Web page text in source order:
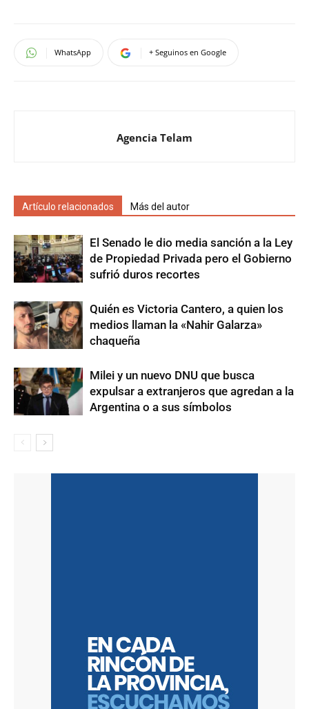
WhatsApp + Seguinos en Google
Agencia Telam
Artículo relacionados Más del autor
El Senado le dio media sanción a la Ley
de Propiedad Privada pero el Gobierno
sufrió duros recortes
Quién es Victoria Cantero, a quien los
medios llaman la «Nahir Galarza»
chaqueña
Milei y un nuevo DNU que busca
expulsar a extranjeros que agredan a la
Argentina o a sus símbolos